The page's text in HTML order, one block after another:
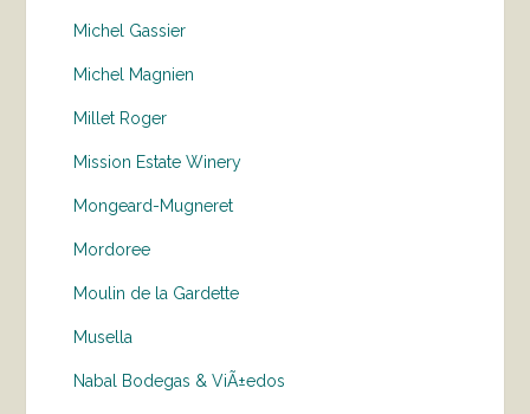
Michel Gassier
Michel Magnien
Millet Roger
Mission Estate Winery
Mongeard-Mugneret
Mordoree
Moulin de la Gardette
Musella
Nabal Bodegas & ViÃ±edos